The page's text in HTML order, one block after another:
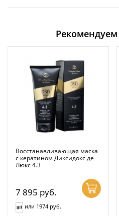
Восстанавливающая маска
с кератином Диксидокс де
Люкс 4.3
7 895 руб.
или 1974 руб.